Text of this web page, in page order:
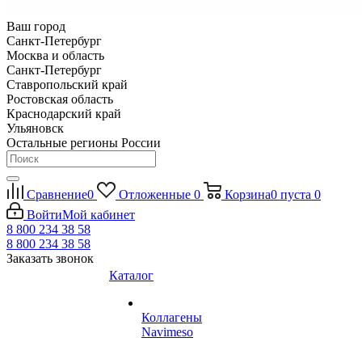
Ваш город
Санкт-Петербург
Москва и область
Санкт-Петербург
Ставропольский край
Ростовская область
Краснодарский край
Ульяновск
Остальные регионы России
Сравнение0 Отложенные 0 Корзина0 пуста 0
ВойтиМой кабинет
8 800 234 38 58
8 800 234 38 58
Заказать звонок
Каталог
Коллагены
Navimeso